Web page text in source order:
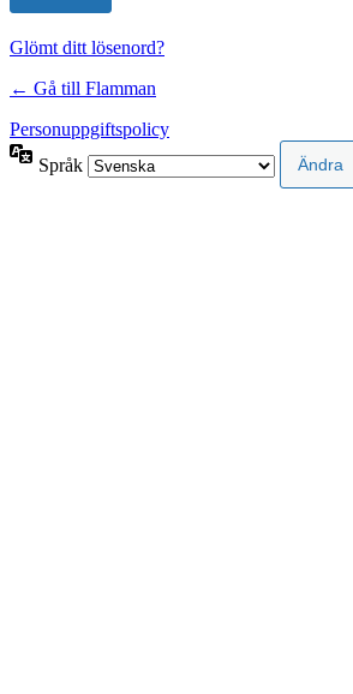
Glömt ditt lösenord?
← Gå till Flamman
Personuppgiftspolicy
Språk